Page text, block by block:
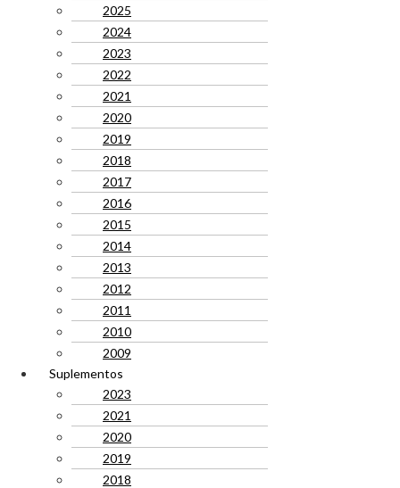
2025
2024
2023
2022
2021
2020
2019
2018
2017
2016
2015
2014
2013
2012
2011
2010
2009
Suplementos
2023
2021
2020
2019
2018